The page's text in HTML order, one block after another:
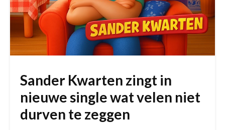
Sander Kwarten zingt in
nieuwe single wat velen niet
durven te zeggen